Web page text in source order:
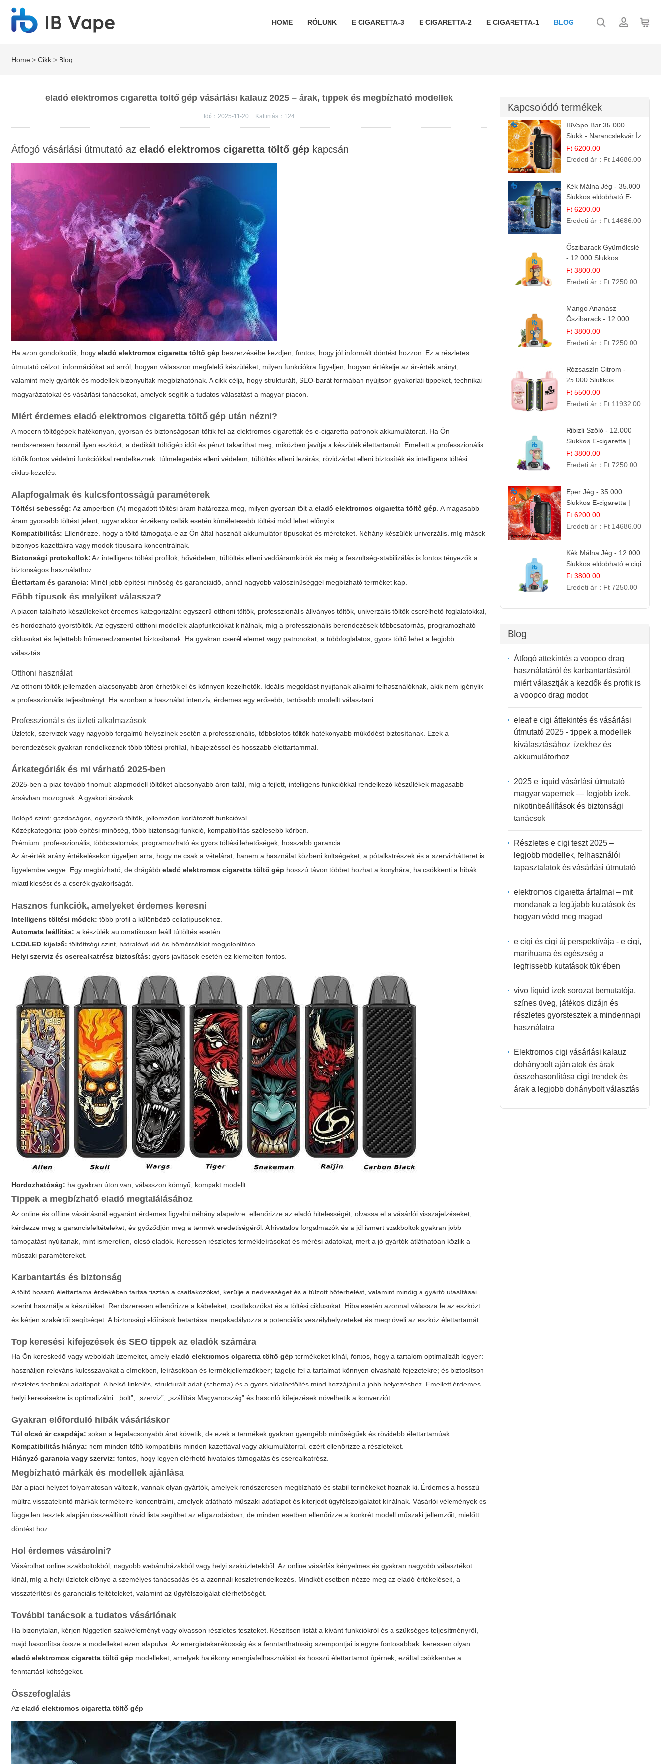
HOME RÓLUNK E CIGARETTA-3 E CIGARETTA-2 E CIGARETTA-1 BLOG
Home >Cikk > Blog
eladó elektromos cigaretta töltő gép vásárlási kalauz 2025 – árak, tippek és megbízható modellek
Idő：2025-11-20 Kattintás： 124
Átfogó vásárlási útmutató azeladó elektromos cigaretta töltő gép kapcsán
Ha azon gondolkodik, hogyeladó elektromos cigaretta töltő gép beszerzésébe kezdjen, fontos, hogy jól informált döntést hozzon. Ez a részletes
útmutató célzott információkat ad arról, hogyan válasszon megfelelő készüléket, milyen funkciókra figyeljen, hogyan értékelje az ár-érték arányt,
valamint mely gyártók és modellek bizonyultak megbízhatónak. A cikk célja, hogy strukturált, SEO-barát formában nyújtson gyakorlati tippeket, technikai
magyarázatokat és vásárlási tanácsokat, amelyek segítik a tudatos választást a magyar piacon.
Miért érdemeseladó elektromos cigaretta töltő gép után nézni?
A modern töltőgépek hatékonyan, gyorsan és biztonságosan töltik fel az elektromos cigaretták és e-cigaretta patronok akkumulátorait. Ha Ön
rendszeresen használ ilyen eszközt, a dedikált töltőgép időt és pénzt takaríthat meg, miközben javítja a készülék élettartamát. Emellett a professzionális
töltők fontos védelmi funkciókkal rendelkeznek: túlmelegedés elleni védelem, túltöltés elleni lezárás, rövidzárlat elleni biztosíték és intelligens töltési
ciklus-kezelés.
Alapfogalmak és kulcsfontosságú paraméterek
Töltési sebesség: Az amperben (A) megadott töltési áram határozza meg, milyen gyorsan tölt aeladó elektromos cigaretta töltő gép . A magasabb
áram gyorsabb töltést jelent, ugyanakkor érzékeny cellák esetén kíméletesebb töltési mód lehet előnyös.
Kompatibilitás: Ellenőrizze, hogy a töltő támogatja-e az Ön által használt akkumulátor típusokat és méreteket. Néhány készülék univerzális, míg mások
bizonyos kazettákra vagy modok típusaira koncentrálnak.
Biztonsági protokollok: Az intelligens töltési profilok, hővédelem, túltöltés elleni védőáramkörök és még a feszültség-stabilizálás is fontos tényezők a
biztonságos használathoz.
Élettartam és garancia: Minél jobb építési minőség és garanciaidő, annál nagyobb valószínűséggel megbízható terméket kap.
Főbb típusok és melyiket válassza?
A piacon található készülékeket érdemes kategorizálni: egyszerű otthoni töltők, professzionális állványos töltők, univerzális töltők cserélhető foglalatokkal,
és hordozható gyorstöltők. Az egyszerű otthoni modellek alapfunkciókat kínálnak, míg a professzionális berendezések többcsatornás, programozható
ciklusokat és fejlettebb hőmenedzsmentet biztosítanak. Ha gyakran cserél elemet vagy patronokat, a többfoglalatos, gyors töltő lehet a legjobb
választás.
Otthoni használat
Az otthoni töltők jellemzően alacsonyabb áron érhetők el és könnyen kezelhetők. Ideális megoldást nyújtanak alkalmi felhasználóknak, akik nem igénylik
a professzionális teljesítményt. Ha azonban a használat intenzív, érdemes egy erősebb, tartósabb modellt választani.
Professzionális és üzleti alkalmazások
Üzletek, szervizek vagy nagyobb forgalmú helyszínek esetén a professzionális, többslotos töltők hatékonyabb működést biztosítanak. Ezek a
berendezések gyakran rendelkeznek több töltési profillal, hibajelzéssel és hosszabb élettartammal.
Árkategóriák és mi várható 2025-ben
2025-ben a piac tovább finomul: alapmodell töltőket alacsonyabb áron talál, míg a fejlett, intelligens funkciókkal rendelkező készülékek magasabb
ársávban mozognak. A gyakori ársávok:
Belépő szint: gazdaságos, egyszerű töltők, jellemzően korlátozott funkcióval.
Középkategória: jobb építési minőség, több biztonsági funkció, kompatibilitás szélesebb körben.
Prémium: professzionális, többcsatornás, programozható és gyors töltési lehetőségek, hosszabb garancia.
Az ár-érték arány értékelésekor ügyeljen arra, hogy ne csak a vételárat, hanem a használat közbeni költségeket, a pótalkatrészek és a szervizhátteret is
figyelembe vegye. Egy megbízható, de drágábbeladó elektromos cigaretta töltő gép hosszú távon többet hozhat a konyhára, ha csökkenti a hibák
miatti kiesést és a cserék gyakoriságát.
Hasznos funkciók, amelyeket érdemes keresni
Intelligens töltési módok: több profil a különböző cellatípusokhoz.
Automata leállítás: a készülék automatikusan leáll túltöltés esetén.
LCD/LED kijelző: töltöttségi szint, hátralévő idő és hőmérséklet megjelenítése.
Helyi szerviz és cserealkatrész biztosítás: gyors javítások esetén ez kiemelten fontos.
Hordozhatóság: ha gyakran úton van, válasszon könnyű, kompakt modellt.
Tippek a megbízható eladó megtalálásához
Az online és offline vásárlásnál egyaránt érdemes figyelni néhány alapelvre: ellenőrizze az eladó hitelességét, olvassa el a vásárlói visszajelzéseket,
kérdezze meg a garanciafeltételeket, és győződjön meg a termék eredetiségéről. A hivatalos forgalmazók és a jól ismert szakboltok gyakran jobb
támogatást nyújtanak, mint ismeretlen, olcsó eladók. Keressen részletes termékleírásokat és mérési adatokat, mert a jó gyártók átláthatóan közlik a
műszaki paramétereket.
Karbantartás és biztonság
A töltő hosszú élettartama érdekében tartsa tisztán a csatlakozókat, kerülje a nedvességet és a túlzott hőterhelést, valamint mindig a gyártó utasításai
szerint használja a készüléket. Rendszeresen ellenőrizze a kábeleket, csatlakozókat és a töltési ciklusokat. Hiba esetén azonnal válassza le az eszközt
és kérjen szakértői segítséget. A biztonsági előírások betartása megakadályozza a potenciális veszélyhelyzeteket és megnöveli az eszköz élettartamát.
Top keresési kifejezések és SEO tippek az eladók számára
Ha Ön kereskedő vagy weboldalt üzemeltet, amelyeladó elektromos cigaretta töltő gép termékeket kínál, fontos, hogy a tartalom optimalizált legyen:
használjon releváns kulcsszavakat a címekben, leírásokban és termékjellemzőkben; tagelje fel a tartalmat könnyen olvasható fejezetekre; és biztosítson
részletes technikai adatlapot. A belső linkelés, strukturált adat (schema) és a gyors oldalbetöltés mind hozzájárul a jobb helyezéshez. Emellett érdemes
helyi keresésekre is optimalizálni: „bolt”, „szerviz”, „szállítás Magyarország” és hasonló kifejezések növelhetik a konverziót.
Gyakran előforduló hibák vásárláskor
Túl olcsó ár csapdája: sokan a legalacsonyabb árat követik, de ezek a termékek gyakran gyengébb minőségűek és rövidebb élettartamúak.
Kompatibilitás hiánya: nem minden töltő kompatibilis minden kazettával vagy akkumulátorral, ezért ellenőrizze a részleteket.
Hiányzó garancia vagy szerviz: fontos, hogy legyen elérhető hivatalos támogatás és cserealkatrész.
Megbízható márkák és modellek ajánlása
Bár a piaci helyzet folyamatosan változik, vannak olyan gyártók, amelyek rendszeresen megbízható és stabil termékeket hoznak ki. Érdemes a hosszú
múltra visszatekintő márkák termékeire koncentrálni, amelyek átlátható műszaki adatlapot és kiterjedt ügyfélszolgálatot kínálnak. Vásárlói vélemények és
független tesztek alapján összeállított rövid lista segíthet az eligazodásban, de minden esetben ellenőrizze a konkrét modell műszaki jellemzőit, mielőtt
döntést hoz.
Hol érdemes vásárolni?
Vásárolhat online szakboltokból, nagyobb webáruházakból vagy helyi szaküzletekből. Az online vásárlás kényelmes és gyakran nagyobb választékot
kínál, míg a helyi üzletek előnye a személyes tanácsadás és a azonnali készletrendelkezés. Mindkét esetben nézze meg az eladó értékeléseit, a
visszatérítési és garanciális feltételeket, valamint az ügyfélszolgálat elérhetőségét.
További tanácsok a tudatos vásárlónak
Ha bizonytalan, kérjen független szakvéleményt vagy olvasson részletes teszteket. Készítsen listát a kívánt funkciókról és a szükséges teljesítményről,
majd hasonlítsa össze a modelleket ezen alapulva. Az energiatakarékosság és a fenntarthatóság szempontjai is egyre fontosabbak: keressen olyan
eladó elektromos cigaretta töltő gép modelleket, amelyek hatékony energiafelhasználást és hosszú élettartamot ígérnek, ezáltal csökkentve a
fenntartási költségeket.
Összefoglalás
Azeladó elektromos cigaretta töltő gép
Kapcsolódó termékek
IBVape Bar 35.000
Slukk - Narancslekvár Íz
| Prémium E-cigaretta
Ft 6200.00
Eredeti ár： Ft 14686.00
Kék Málna Jég - 35.000
Slukkos eldobható E-
cigaretta | Frissítő
Ízélmény
Ft 6200.00
Eredeti ár： Ft 14686.00
Őszibarack Gyümölcslé
- 12.000 Slukkos
eldobható e-Cigaretta |
Friss Gyümölcs Íz
Ft 3800.00
Eredeti ár： Ft 7250.00
Mango Ananász
Őszibarack - 12.000
Slukkos eldobható e-
Cigaretta
Ft 3800.00
Eredeti ár： Ft 7250.00
Rózsaszín Citrom -
25.000 Slukkos
eldobható e-Cigaretta |
IBvape Bar
Ft 5500.00
Eredeti ár： Ft 11932.00
Ribizli Szőlő - 12.000
Slukkos E-cigaretta |
Kifinomult Gyümölcs Íz
Ft 3800.00
Eredeti ár： Ft 7250.00
Eper Jég - 35.000
Slukkos E-cigaretta |
IBVape Bar
Ft 6200.00
Eredeti ár： Ft 14686.00
Kék Málna Jég - 12.000
Slukkos eldobható e cigi
| Frissítő Bogyós Íz
Ft 3800.00
Eredeti ár： Ft 7250.00
Blog
Átfogó áttekintés a voopoo drag
használatáról és karbantartásáról,
miért választják a kezdők és profik is
a voopoo drag modot
eleaf e cigi áttekintés és vásárlási
útmutató 2025 - tippek a modellek
kiválasztásához, ízekhez és
akkumulátorhoz
2025 e liquid vásárlási útmutató
magyar vapernek — legjobb ízek,
nikotinbeállítások és biztonsági
tanácsok
Részletes e cigi teszt 2025 –
legjobb modellek, felhasználói
tapasztalatok és vásárlási útmutató
elektromos cigaretta ártalmai – mit
mondanak a legújabb kutatások és
hogyan védd meg magad
e cigi és cigi új perspektívája - e cigi,
marihuana és egészség a
legfrissebb kutatások tükrében
vivo liquid izek sorozat bemutatója,
színes üveg, játékos dizájn és
részletes gyorstesztek a mindennapi
használatra
Elektromos cigi vásárlási kalauz
dohánybolt ajánlatok és árak
összehasonlítása cigi trendek és
árak a legjobb dohánybolt választás